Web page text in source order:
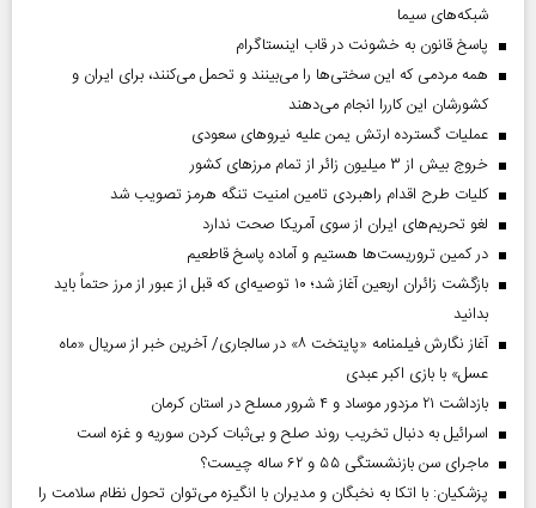
شبکه‌های سیما
پاسخ قانون به خشونت در قاب اینستاگرام
همه مردمی که این سختی‌ها را می‌بینند و تحمل می‌کنند، برای ایران و
کشورشان این کاررا انجام می‌دهند
عملیات گسترده ارتش یمن علیه نیروهای سعودی
خروج بیش از ۳ میلیون زائر از تمام مرز‌های کشور
کلیات طرح اقدام راهبردی تامین امنیت تنگه هرمز تصویب شد
لغو تحریم‌های ایران از سوی آمریکا صحت ندارد
در کمین تروریست‌ها هستیم و آماده پاسخ قاطعیم
بازگشت زائران اربعین آغاز شد؛ ۱۰ توصیه‌ای که قبل از عبور از مرز حتماً باید
بدانید
آغاز نگارش فیلمنامه «پایتخت ۸» در سالجاری/ آخرین خبر از سریال «ماه
عسل» با بازی اکبر عبدی
بازداشت ۲۱ مزدور موساد و ۴ شرور مسلح در استان کرمان
اسرائیل به دنبال تخریب روند صلح و بی‌ثبات کردن سوریه و غزه است
ماجرای سن بازنشستگی ۵۵ و ۶۲ ساله چیست؟
پزشکیان: با اتکا به نخبگان و مدیران با انگیزه می‌توان تحول نظام سلامت را